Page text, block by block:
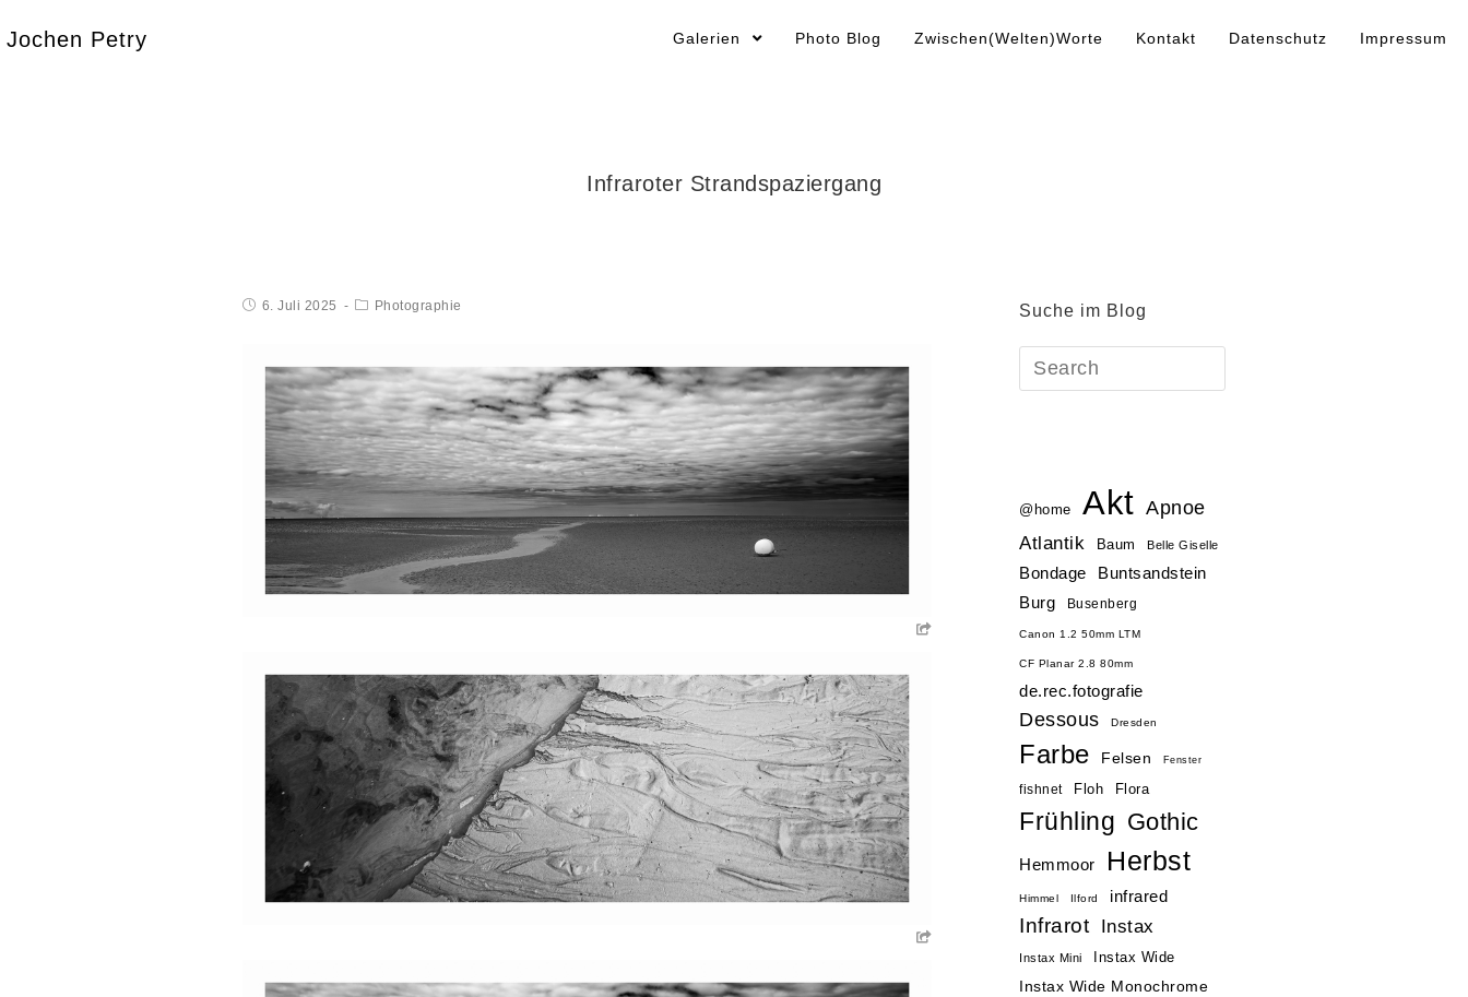
Jochen Petry Galerien Photo Blog Zwischen(Welten)Worte Kontakt Datenschutz Impressum
Infraroter Strandspaziergang
6. Juli 2025 Photographie Suche im Blog
@home Akt Apnoe
Atlantik Baum Belle Giselle
Bondage Buntsandstein
Burg Busenberg
Canon 1.2 50mm LTM
CF Planar 2.8 80mm
de.rec.fotografie
Dessous Dresden
Farbe Felsen Fenster
fishnet Floh Flora
Frühling Gothic
Hemmoor Herbst
Himmel Ilford infrared
Infrarot Instax
Instax Mini
Instax Wide
Instax Wide Monochrome